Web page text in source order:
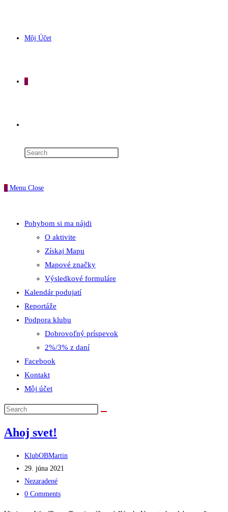
Môj Účet
0
0 Menu Close
Pohybom si ma nájdi
O aktivite
Získaj Mapu
Mapové značky
Výsledkové formuláre
Kalendár podujatí
Reportáže
Podpora klubu
Dobrovoľný príspevok
2%/3% z daní
Facebook
Kontakt
Môj účet
Ahoj svet!
Post
author:
KlubOBMartin
Post
published:
29. júna 2021
Post
category:
Nezaradené
Post
0 Comments